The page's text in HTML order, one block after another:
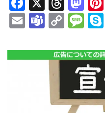
EmailTeams
Copy